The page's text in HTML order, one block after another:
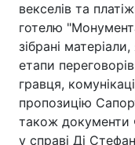
векселів та
готелю
зібрані
етапи
гравця,
пропозицію
також документи
у справі Ді